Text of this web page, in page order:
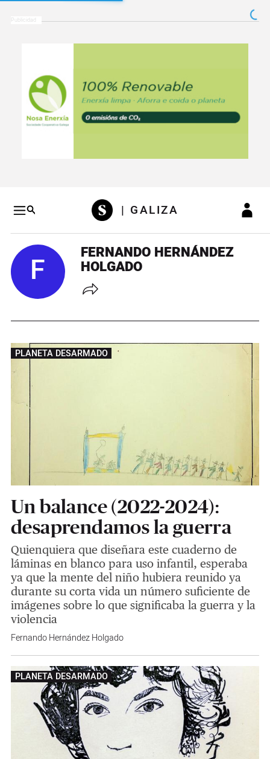
Salto a contenidoSalto a navegación
| GALIZA
F FERNANDO HERNÁNDEZ
HOLGADO
PLANETA DESARMADO
Un balance (2022-2024):
desaprendamos la guerra
Quienquiera que diseñara este cuaderno de
láminas en blanco para uso infantil, esperaba
ya que la mente del niño hubiera reunido ya
durante su corta vida un número suficiente de
imágenes sobre lo que significaba la guerra y la
violencia
Fernando Hernández Holgado
PLANETA DESARMADO